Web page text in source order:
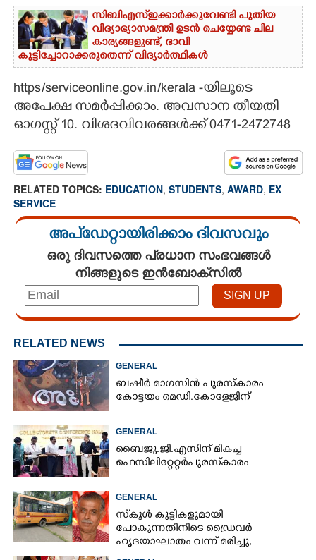
സിബിഎസ്ഇക്കാർക്കുവേണ്ടി പുതിയ
വിദ്യാഭ്യാസമന്ത്രി ഉടൻ ചെയ്യേണ്ട ചില
കാര്യങ്ങളുണ്ട്, ഭാവി
കുട്ടിച്ചോറാക്കരുതെന്ന് വിദ്യാർത്ഥികൾ
https/serviceonline.gov.in/kerala -യിലൂടെ
അപേക്ഷ സമർപ്പിക്കാം. അവസാന തീയതി
ഓഗസ്റ്റ് 10. വിശദവിവരങ്ങൾക്ക് 0471-2472748
RELATED TOPICS: EDUCATION, STUDENTS, AWARD, EX
SERVICE
അപ്ഡേറ്റായിരിക്കാം ദിവസവും
ഒരു ദിവസത്തെ പ്രധാന സംഭവങ്ങൾ
നിങ്ങളുടെ ഇൻബോക്സിൽ
RELATED NEWS
GENERAL
ബഷീർ മാഗസിൻ പുരസ്കാരം
കോട്ടയം മെഡി.കോളേജിന്
GENERAL
ബൈജു.ജി.എസിന് മികച്ച
ഫെസിലിറ്റേറ്റർ പുരസ്‌കാരം
GENERAL
സ്‌കൂൾ കുട്ടികളുമായി
പോകുന്നതിനിടെ ഡ്രൈവർ
ഹൃദയാഘാതം വന്ന് മരിച്ചു,